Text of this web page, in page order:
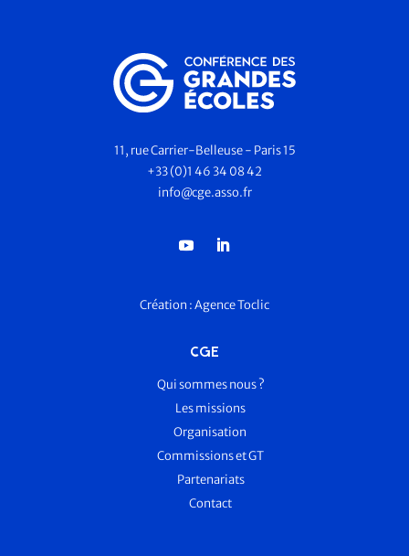
11, rue Carrier-Belleuse - Paris 15
+33 (0)1 46 34 08 42
info@cge.asso.fr
Création :Agence Toclic
CGE
Qui sommes nous ?
Les missions
Organisation
Commissions et GT
Partenariats
Contact